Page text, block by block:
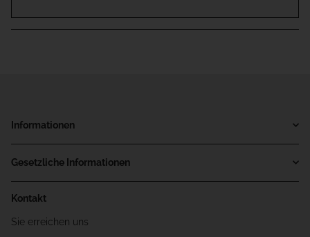
Informationen
Gesetzliche Informationen
Kontakt
Sie erreichen uns